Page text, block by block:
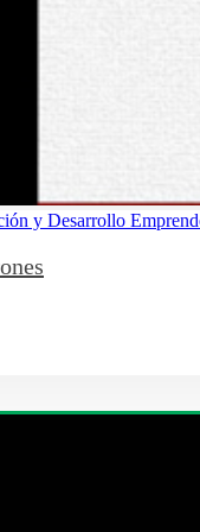
y Desarrollo